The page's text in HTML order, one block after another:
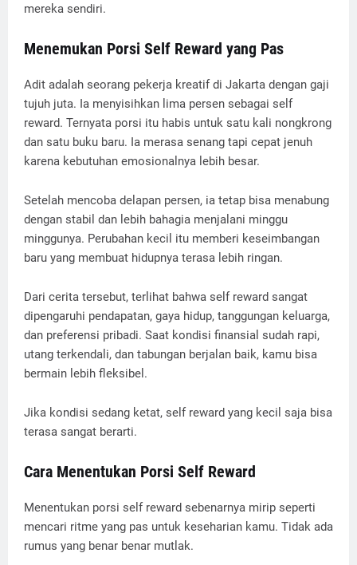
mereka sendiri.
Menemukan Porsi Self Reward yang Pas
Adit adalah seorang pekerja kreatif di Jakarta dengan gaji
tujuh juta. Ia menyisihkan lima persen sebagai self
reward. Ternyata porsi itu habis untuk satu kali nongkrong
dan satu buku baru. Ia merasa senang tapi cepat jenuh
karena kebutuhan emosionalnya lebih besar.
Setelah mencoba delapan persen, ia tetap bisa menabung
dengan stabil dan lebih bahagia menjalani minggu
minggunya. Perubahan kecil itu memberi keseimbangan
baru yang membuat hidupnya terasa lebih ringan.
Dari cerita tersebut, terlihat bahwa self reward sangat
dipengaruhi pendapatan, gaya hidup, tanggungan keluarga,
dan preferensi pribadi. Saat kondisi finansial sudah rapi,
utang terkendali, dan tabungan berjalan baik, kamu bisa
bermain lebih fleksibel.
Jika kondisi sedang ketat, self reward yang kecil saja bisa
terasa sangat berarti.
Cara Menentukan Porsi Self Reward
Menentukan porsi self reward sebenarnya mirip seperti
mencari ritme yang pas untuk keseharian kamu. Tidak ada
rumus yang benar benar mutlak.